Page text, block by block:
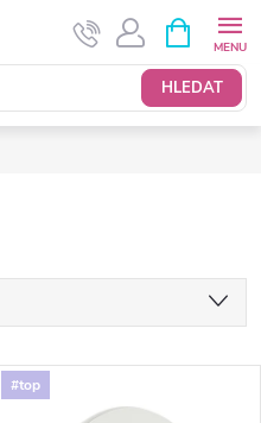
HLEDAT
NÁKUPNÍ
KOŠÍK
#top